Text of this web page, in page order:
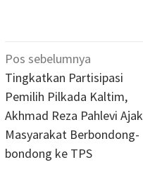
Navigasi
pos
Pos sebelumnya
Tingkatkan Partisipasi
Pemilih Pilkada Kaltim,
Akhmad Reza Pahlevi Ajak
Masyarakat Berbondong-
bondong ke TPS